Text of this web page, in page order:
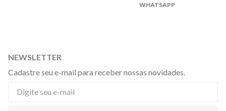
WHATSAPP
NEWSLETTER
Cadastre seu e-mail para receber nossas novidades.